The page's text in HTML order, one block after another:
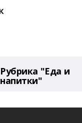
Рубрика "Еда и
напитки"